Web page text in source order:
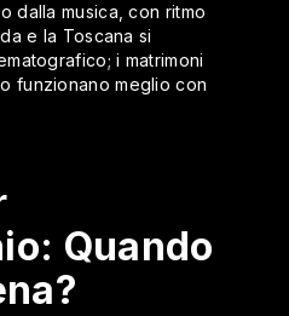
dalla musica, con ritmo
e la Toscana si
i matrimoni
funzionano meglio con
Quando